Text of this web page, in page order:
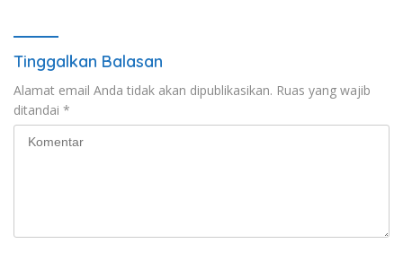
Tinggalkan Balasan
Alamat email Anda tidak akan dipublikasikan. Ruas yang wajib
ditandai *